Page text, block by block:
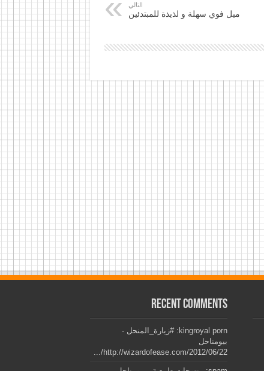
التالي
ميل فوي سهلة و لذيذة للمبتدئين
Recent Comments
kingroyal porn: #زيارة_المنحل -
بيومناحل
http://wizardofease.com/2012/06/22/...